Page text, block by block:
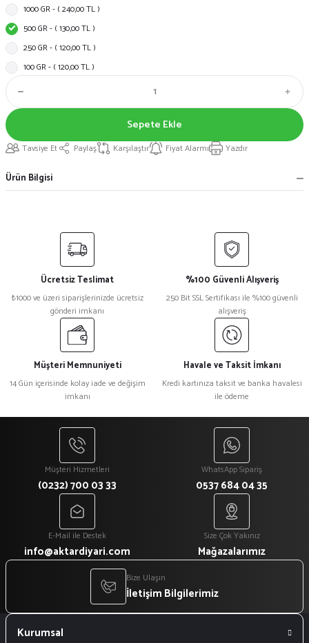
1000 GR - ( 240,00 TL )
500 GR - ( 130,00 TL )
250 GR - ( 120,00 TL )
100 GR - ( 120,00 TL )
Sepete Ekle
Tavsiye Et Paylaş Karşılaştır Fiyat Alarmı Yazdır
Ürün Bilgisi
Ücretsiz Teslimat
₺1000 ve üzeri siparişlerinizde ücretsiz
gönderi imkanı
%100 Güvenli Alışveriş
250 Bit SSL Sertifikası ile %100 güvenli
alışveriş
Müşteri Memnuniyeti
14 Gün içerisinde kolay iade ve değişim
imkanı
Havale ve Taksit İmkanı
Kredi kartınıza taksit ve banka havalesi
ile ödeme
Müşteri Hizmetleri
(0232) 700 03 33
WhatsApp Sipariş
0537 684 04 35
E-Mail ile Destek
info@aktardiyari.com
Size Çok Yakınız
Mağazalarımız
Bize Ulaşın
İletişim Bilgilerimiz
Kurumsal